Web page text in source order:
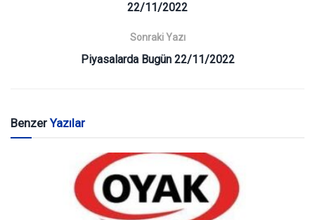
22/11/2022
Sonraki Yazı
Piyasalarda Bugün 22/11/2022
BenzerYazılar